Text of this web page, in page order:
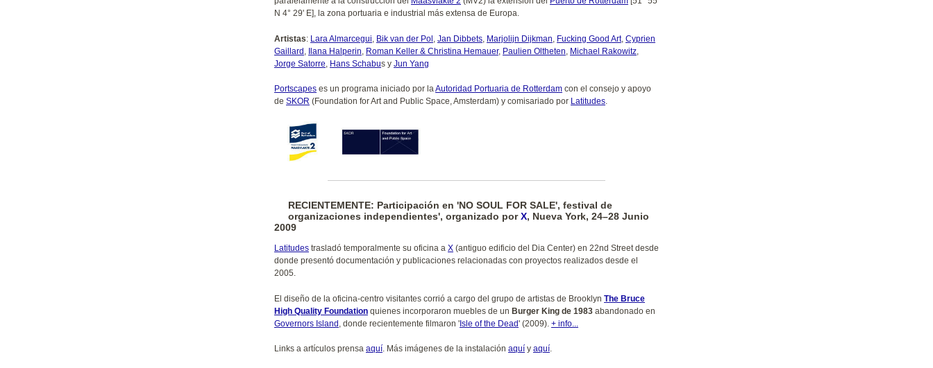
N 4° 29' E], la zona portuaria e industrial más extensa de Europa.
Artistas: Lara Almarcegui Bik van der Pol Jan Dibbets Marjolijn Dijkman Fucking Good Art, Cyprien
Gaillard Ilana Halperin Roman Keller & Christina Hemauer, Paulien Oltheten Michael Rakowitz
Jorge Satorre Hans Schabus y Jun Yang
Portscapes es un programa iniciado por laAutoridad Portuaria de Rotterdam con el consejo y apoyo
de SKOR (Foundation for Art and Public Space, Amsterdam) y comisariado por Latitudes.
RECIENTEMENTE: Participación en 'NO SOUL FOR SALE', festival de
organizaciones independientes', organizado porX, Nueva York, 24–28 Junio
2009
Latitudes trasladó temporalmente su oficina a X (antiguo edificio del Dia Center) en 22nd Street desde
donde presentó documentación y publicaciones relacionadas con proyectos realizados desde el
2005.
El diseño de la oficina-centro visitantes corrió a cargo del grupo de artistas de Brooklyn The Bruce
High Quality Foundation quienes incorporaron muebles de un Burger King de 1983 abandonado en
Governors Island , donde recientemente filmaron 'Isle of the Dead' (2009). + info...
Links a artículos prensa aquí. Más imágenes de la instalación aquí y aquí.